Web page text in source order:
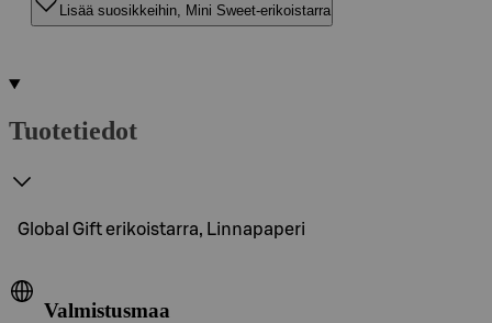
Lisää suosikkeihin, Mini Sweet-erikoistarra
Tuotetiedot
Global Gift erikoistarra, Linnapaperi
Valmistusmaa